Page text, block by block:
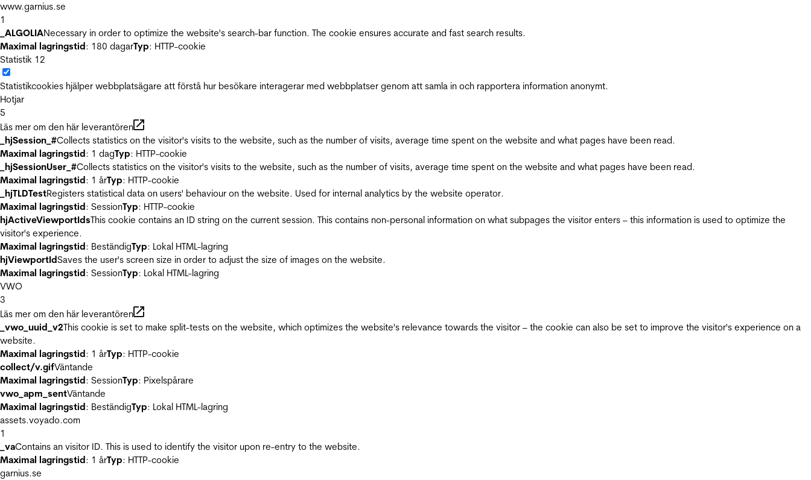
www.garnius.se
1
_ALGOLIANecessary in order to optimize the website's search-bar function. The cookie ensures accurate and fast search results.
Maximal lagringstid: 180 dagarTyp: HTTP-cookie
Statistik 12
Statistikcookies hjälper webbplatsägare att förstå hur besökare interagerar med webbplatser genom att samla in och rapportera information anonymt.
Hotjar
5
Läs mer om den här leverantören
_hjSession_#Collects statistics on the visitor's visits to the website, such as the number of visits, average time spent on the website and what pages have been read.
Maximal lagringstid: 1 dagTyp: HTTP-cookie
_hjSessionUser_#Collects statistics on the visitor's visits to the website, such as the number of visits, average time spent on the website and what pages have been read.
Maximal lagringstid: 1 årTyp: HTTP-cookie
_hjTLDTestRegisters statistical data on users' behaviour on the website. Used for internal analytics by the website operator.
Maximal lagringstid: SessionTyp: HTTP-cookie
hjActiveViewportIdsThis cookie contains an ID string on the current session. This contains non-personal information on what subpages the visitor enters – this information is used to optimize the
visitor's experience.
Maximal lagringstid: BeständigTyp: Lokal HTML-lagring
hjViewportIdSaves the user's screen size in order to adjust the size of images on the website.
Maximal lagringstid: SessionTyp: Lokal HTML-lagring
VWO
3
Läs mer om den här leverantören
_vwo_uuid_v2This cookie is set to make split-tests on the website, which optimizes the website's relevance towards the visitor – the cookie can also be set to improve the visitor's experience on a
website.
Maximal lagringstid: 1 årTyp: HTTP-cookie
collect/v.gifVäntande
Maximal lagringstid: SessionTyp: Pixelspårare
vwo_apm_sentVäntande
Maximal lagringstid: BeständigTyp: Lokal HTML-lagring
assets.voyado.com
1
_vaContains an visitor ID. This is used to identify the visitor upon re-entry to the website.
Maximal lagringstid: 1 årTyp: HTTP-cookie
garnius.se